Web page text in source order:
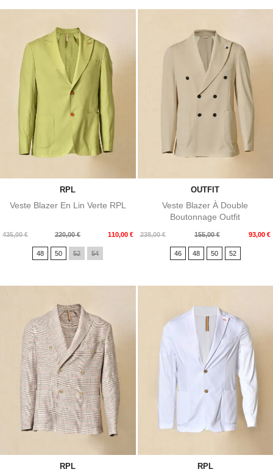
RPL
Veste Blazer En Lin Verte RPL
435,00 €
Prix
220,00 € 110,00 €
Prix
48 50 52 54
OUTFIT
Veste Blazer À Double
Boutonnage Outfit
238,00 €
Prix
155,00 € 93,00 €
Prix
46 48 50 52
RPL RPL